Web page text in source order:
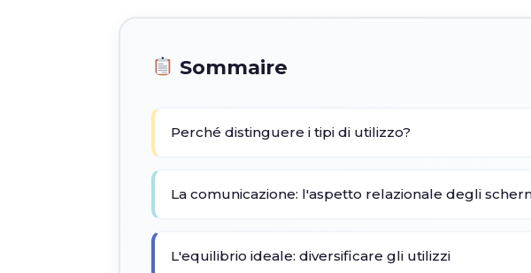
Sommaire
Perché distinguere i tipi di utilizzo?
La comunicazione: l'aspetto relazionale degli
L'equilibrio ideale: diversificare gli utilizzi